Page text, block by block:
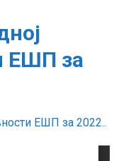
ЕШП за
ЕШП за 2022..